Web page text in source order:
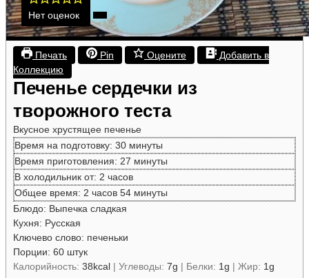
Нет оценок
Печать Pin Оцените
Добавить в
Коллекцию
Печенье сердечки из
творожного теста
Вкусное хрустящее печенье
Время на подготовку: 30минуты
минуты
Время приготовления: 27 минуты
минуты
В холодильник от: 2 часов
часов
Общее время: 2 часов
часов 54минуты
минуты
Блюдо: Выпечка сладкая
Кухня: Русская
Ключево слово: печеньки
Порции: 60 штук
Калорийность: 38kcal | Углеводы: 7g | Белки: 1g | Жир: 1g